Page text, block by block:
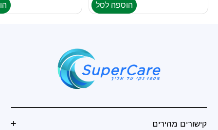
הוספה לסל
קישורים מהירים